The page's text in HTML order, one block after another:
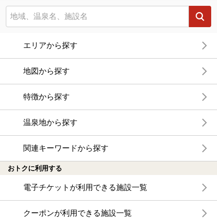
エリアから探す
地図から探す
特徴から探す
温泉地から探す
関連キーワードから探す
おトクに利用する
電子チケットが利用できる施設一覧
クーポンが利用できる施設一覧